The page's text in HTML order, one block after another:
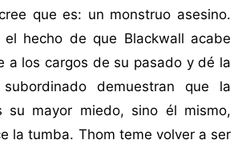
que es: un monstruo asesino.
el hecho de que Blackwall acabe
a los cargos de su pasado y dé la
demuestran que la
su mayor miedo, sino él mismo,
la tumba. Thom teme volver a ser